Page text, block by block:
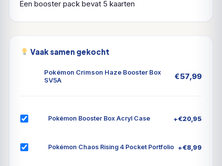
Een booster pack bevat 5 kaarten
Vaak samen gekocht
Pokémon Crimson Haze Booster Box
SV5A
€57,99
Pokémon Booster Box Acryl Case +€20,95
Pokémon Chaos Rising 4 Pocket Portfolio +€8,99